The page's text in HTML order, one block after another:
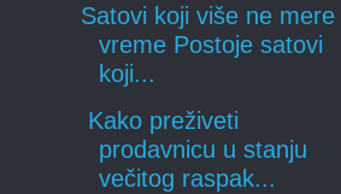
Satovi koji više ne mere
vreme Postoje satovi
koji...
Kako preživeti
prodavnicu u stanju
večitog raspak...